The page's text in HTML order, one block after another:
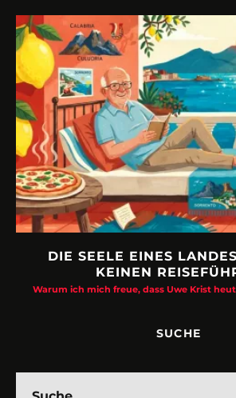
DIE SEELE EINES
KEINEN
Warum ich mich freue, dass Uwe Krist
SUCHE